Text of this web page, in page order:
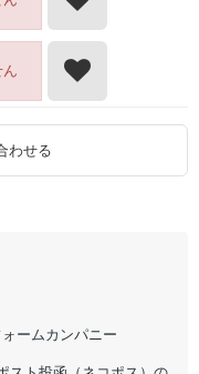
ームカンパニー
わせる